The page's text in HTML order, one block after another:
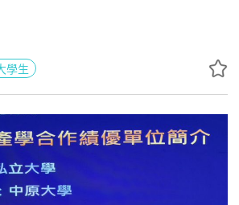
副校長莊琇惠日前率領校內師生，參
新落成的半導體科技旗艦園區，透過
與人才需求。師生不僅近距離觀察半導
學生